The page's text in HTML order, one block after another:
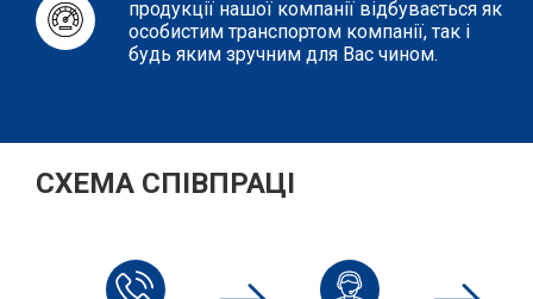
продукції нашої компанії відбувається як
особистим транспортом компанії, так і
будь яким зручним для Вас чином.
СХЕМА СПІВПРАЦІ